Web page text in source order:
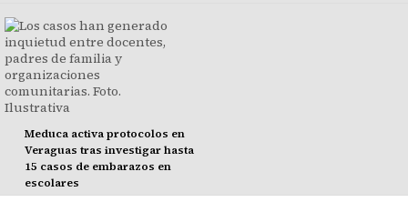
Meduca activa protocolos en
Veraguas tras investigar hasta
15 casos de embarazos en
escolares